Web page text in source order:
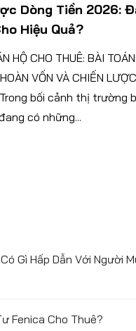
Dòng Tiền 2026:
Hiệu Quả?
HỘ CHO THUÊ: BÀI
VỐN VÀ CHIẾN
bối cảnh thị trường
có những...
Gì Hấp Dẫn Với Người
Fenica Cho Thuê?